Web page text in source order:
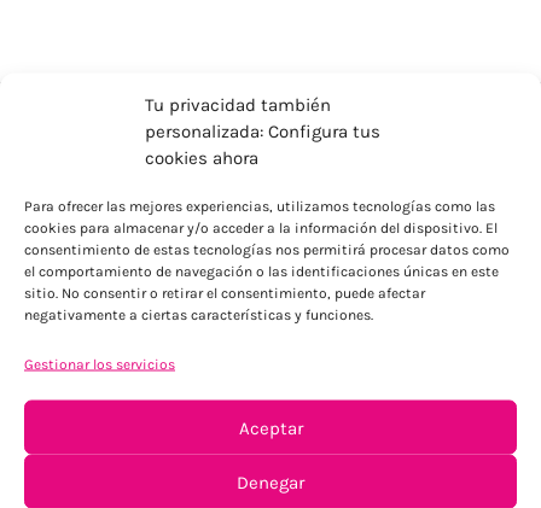
Tu privacidad también
personalizada: Configura tus
cookies ahora
Para ofrecer las mejores experiencias, utilizamos tecnologías como las
cookies para almacenar y/o acceder a la información del dispositivo. El
consentimiento de estas tecnologías nos permitirá procesar datos como
el comportamiento de navegación o las identificaciones únicas en este
sitio. No consentir o retirar el consentimiento, puede afectar
negativamente a ciertas características y funciones.
Gestionar los servicios
Aceptar
Denegar
ENVÍOS ECONÓMICOS
Para Península, resto consultar